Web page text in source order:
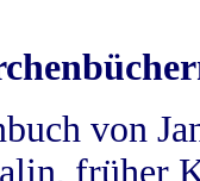
von
früher